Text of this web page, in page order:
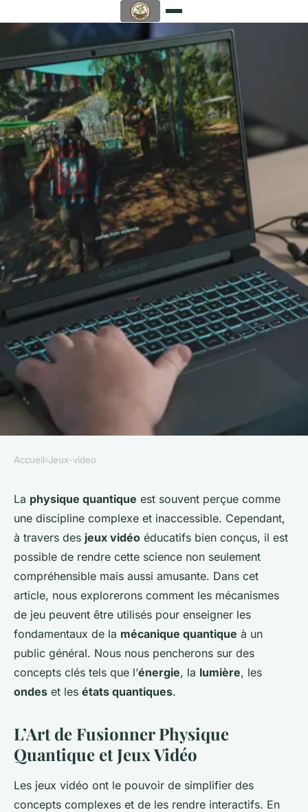
Comment concevoir des
niveaux de jeu éducatifs pour
enseigner les principes de la
physique quantique?
Marius• 23 septembre 2024 •6 min de lecture
Accueil›Jeux-video
La physique quantique est souvent perçue comme
une discipline complexe et inaccessible. Cependant,
à travers des jeux vidéo éducatifs bien conçus, il est
possible de rendre cette science non seulement
compréhensible mais aussi amusante. Dans cet
article, nous explorerons comment les mécanismes
de jeu peuvent être utilisés pour enseigner les
fondamentaux de la mécanique quantique à un
public général. Nous nous pencherons sur des
concepts clés tels que l’énergie, la lumière, les
ondes et les états quantiques.
L’Art de Fusionner Physique
Quantique et Jeux Vidéo
Les jeux vidéo ont le pouvoir de simplifier des
concepts complexes et de les rendre interactifs. En